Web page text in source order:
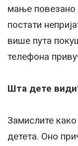
мање повезано
постати
више пута
телефона
Шта дете
Замислите
детета. Оно